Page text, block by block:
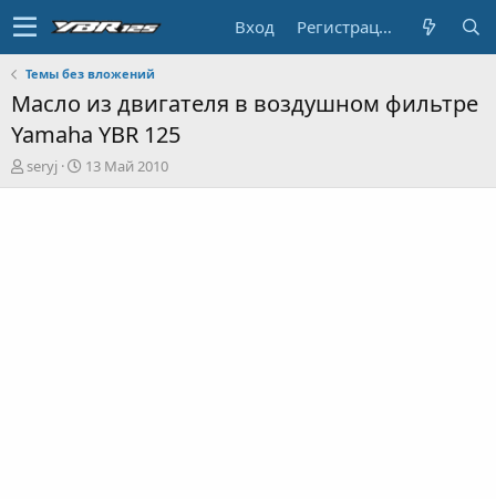
Вход Регистрация
Темы без вложений
Масло из двигателя в воздушном фильтре
Yamaha YBR 125
А
в
seryj
Д
а
13 Май 2010